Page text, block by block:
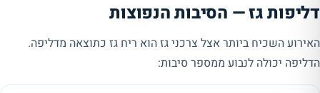
דליפות גז — הסיבות הנפוצות
האירוע השכיח ביותר אצל צרכני גז הוא ריח גז כתוצאה מדליפה.
הדליפה יכולה לנבוע ממספר סיבות: